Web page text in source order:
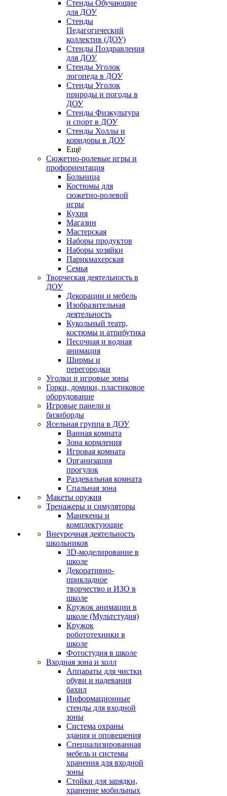
Стенды Обучающие
для ДОУ
Стенды
Педагогический
коллектив (ДОУ)
Стенды Поздравления
для ДОУ
Стенды Уголок
логопеда в ДОУ
Стенды Уголок
природы и погоды в
ДОУ
Стенды Физкультура
и спорт в ДОУ
Стенды Холлы и
коридоры в ДОУ
Ещё
Сюжетно-ролевые игры и
профориентация
Больница
Костюмы для
сюжетно-ролевой
игры
Кухня
Магазин
Мастерская
Наборы продуктов
Наборы хозяйки
Парикмахерская
Семья
Творческая деятельность в
ДОУ
Декорации и мебель
Изобразительная
деятельность
Кукольный театр,
костюмы и атрибутика
Песочная и водная
анимация
Ширмы и
перегородки
Уголки и игровые зоны
Горки, домики, пластиковое
оборудование
Игровые панели и
бизиборды
Ясельная группа в ДОУ
Ванная комната
Зона кормления
Игровая комната
Организация
прогулок
Раздевальная комната
Спальная зона
Макеты оружия
Тренажеры и симуляторы
Манекены и
комплектующие
Внеурочная деятельность
школьников
3D-моделирование в
школе
Декоративно-
прикладное
творчество и ИЗО в
школе
Кружок анимации в
школе (Мультстудия)
Кружок
робототехники в
школе
Фотостудия в школе
Входная зона и холл
Аппараты для чистки
обуви и надевания
бахил
Информационные
стенды для входной
зоны
Система охраны
здания и оповещения
Специализированная
мебель и системы
хранения для входной
зоны
Стойки для зарядки,
хранение мобильных